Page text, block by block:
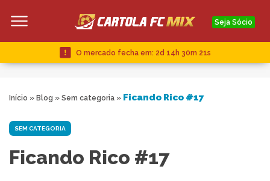
Seja Sócio
O mercado fecha em: 2d 14h 30m 21s
Início » Blog » Sem categoria » Ficando Rico #17
SEM CATEGORIA
Ficando Rico #17